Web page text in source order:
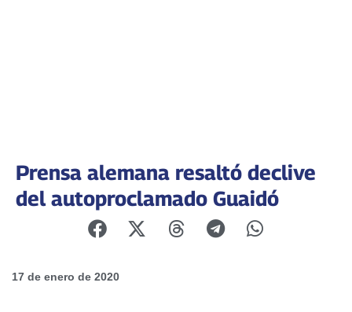
Prensa alemana resaltó declive
del autoproclamado Guaidó
17 de enero de 2020